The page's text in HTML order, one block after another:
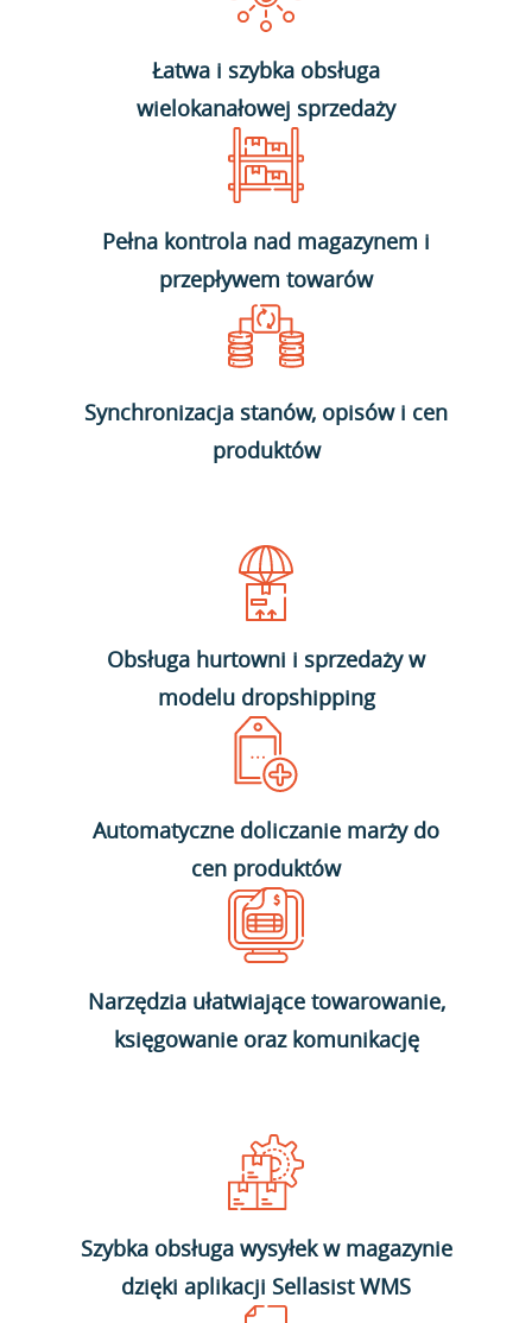
Łatwa i szybka obsługa
wielokanałowej sprzedaży
Pełna kontrola nad magazynem i
przepływem towarów
Synchronizacja stanów, opisów i cen
produktów
Obsługa hurtowni i sprzedaży w
modelu dropshipping
Automatyczne doliczanie marży do
cen produktów
Narzędzia ułatwiające towarowanie,
księgowanie oraz komunikację
Szybka obsługa wysyłek w magazynie
dzięki aplikacji Sellasist WMS